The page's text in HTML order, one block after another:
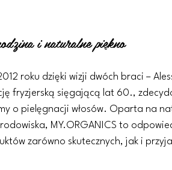
i naturalne piękno
roku dzięki wizji dwóch braci –
fryzjerską sięgającą lat 60.,
o pielęgnacji włosów. Oparta na
MY.ORGANICS to
zarówno skutecznych, jak i